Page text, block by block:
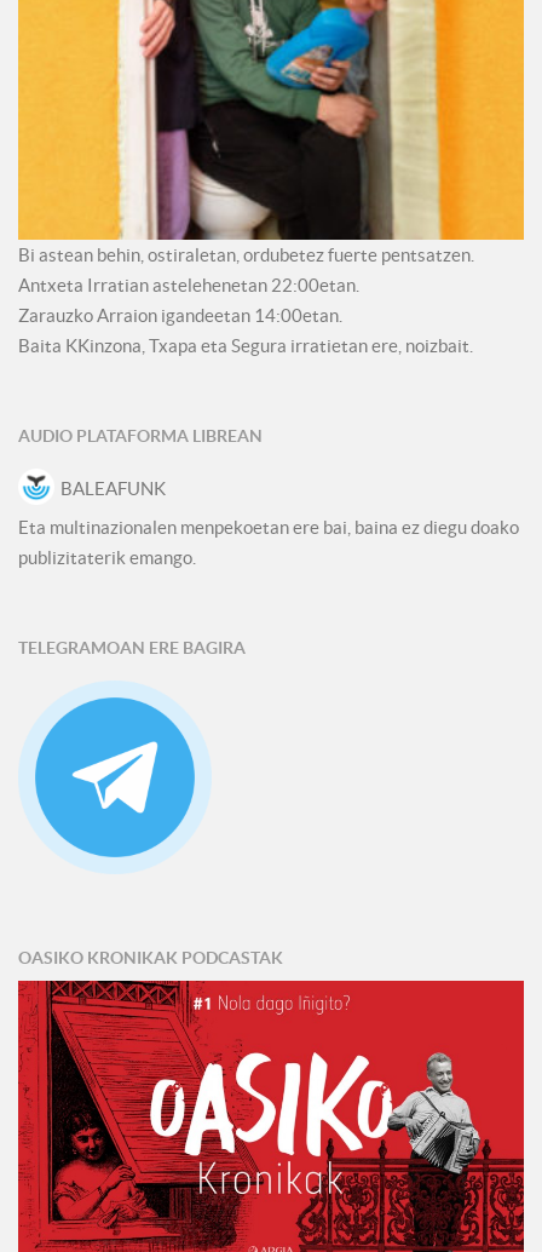
Bi astean behin, ostiraletan, ordubetez fuerte pentsatzen.
Antxeta Irratian astelehenetan 22:00etan.
Zarauzko Arraion igandeetan 14:00etan.
Baita KKinzona, Txapa eta Segura irratietan ere, noizbait.
AUDIO PLATAFORMA LIBREAN
BALEAFUNK
Eta multinazionalen menpekoetan ere bai, baina ez diegu doako
publizitaterik emango.
TELEGRAMOAN ERE BAGIRA
OASIKO KRONIKAK PODCASTAK